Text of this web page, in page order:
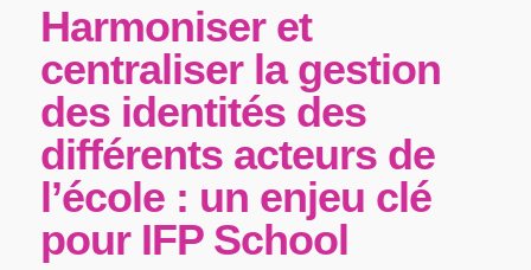
Harmoniser et
centraliser la gestion
des identités des
différents acteurs de
l’école : un enjeu clé
pour IFP School